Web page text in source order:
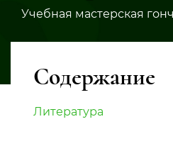
Учебная мастерская
Содержание
Литература